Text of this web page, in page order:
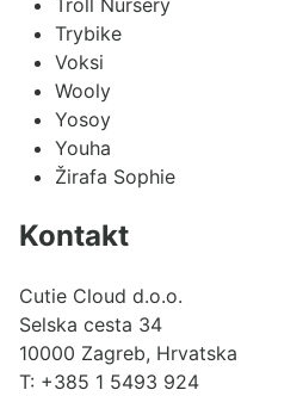
Trybike
Voksi
Wooly
Yosoy
Youha
Žirafa Sophie
Kontakt
Cutie Cloud d.o.o.
Selska cesta 34
10000 Zagreb, Hrvatska
T: +385 1 5493 924